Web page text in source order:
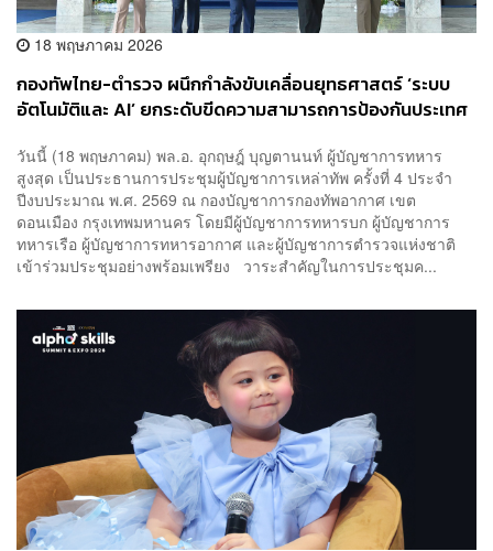
18 พฤษภาคม 2026
กองทัพไทย-ตำรวจ ผนึกกำลังขับเคลื่อนยุทธศาสตร์ ‘ระบบ
อัตโนมัติและ AI’ ยกระดับขีดความสามารถการป้องกันประเทศ
วันนี้ (18 พฤษภาคม) พล.อ. อุกฤษฎ์ บุญตานนท์ ผู้บัญชาการทหาร
สูงสุด เป็นประธานการประชุมผู้บัญชาการเหล่าทัพ ครั้งที่ 4 ประจำ
ปีงบประมาณ พ.ศ. 2569 ณ กองบัญชาการกองทัพอากาศ เขต
ดอนเมือง กรุงเทพมหานคร โดยมีผู้บัญชาการทหารบก ผู้บัญชาการ
ทหารเรือ ผู้บัญชาการทหารอากาศ และผู้บัญชาการตำรวจแห่งชาติ
เข้าร่วมประชุมอย่างพร้อมเพรียง วาระสำคัญในการประชุมค...